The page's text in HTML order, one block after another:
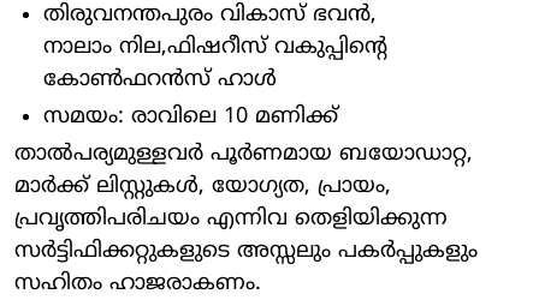
തിരുവനന്തപുരം വികാസ് ഭവൻ,
നാലാം നില,ഫിഷറീസ് വകുപ്പിന്റെ
കോൺഫറൻസ് ഹാൾ
സമയം: രാവിലെ 10 മണിക്ക്
താൽപര്യമുള്ളവർ പൂർണമായ ബയോഡാറ്റ,
മാർക്ക് ലിസ്റ്റുകൾ, യോഗ്യത, പ്രായം,
പ്രവൃത്തിപരിചയം എന്നിവ തെളിയിക്കുന്ന
സർട്ടിഫിക്കറ്റുകളുടെ അസ്സലും പകർപ്പുകളും
സഹിതം ഹാജരാകണം.